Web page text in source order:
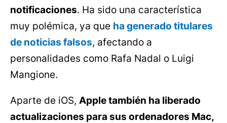
notificaciones. Ha sido una característica
muy polémica, ya que ha generado titulares
de noticias falsos, afectando a
personalidades como Rafa Nadal o Luigi
Mangione.
Aparte de iOS, Apple también ha liberado
actualizaciones para sus ordenadores Mac,